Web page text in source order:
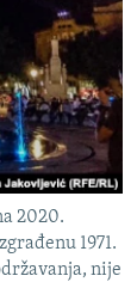
2020.
1971.
nije